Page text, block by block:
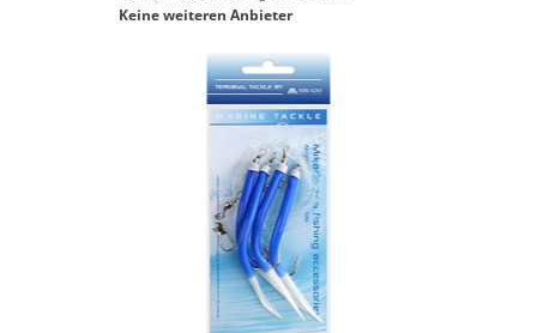
Keine weiteren Anbieter